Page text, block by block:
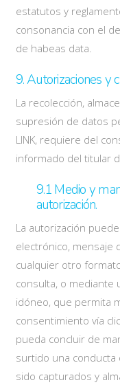
estatutos y
consonancia con el
de habeas data.
9. Autorizaciones y
La recolección,
supresión de datos
LINK, requiere del
informado del titular
9.1 Medio y
autorización.
La autorización
electrónico, mensaje
cualquier otro
consulta, o mediante
idóneo, que permita
consentimiento vía
pueda concluir de
surtido una
sido capturados y